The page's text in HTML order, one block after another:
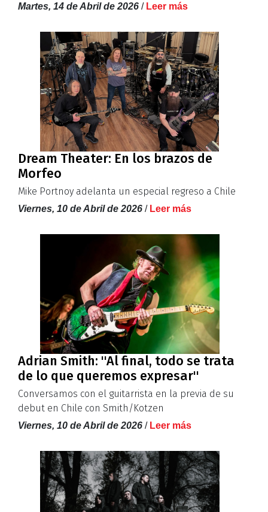
Martes, 14 de Abril de 2026 / Leer más
Dream Theater: En los brazos de
Morfeo
Mike Portnoy adelanta un especial regreso a Chile
Viernes, 10 de Abril de 2026 / Leer más
Adrian Smith: ''Al final, todo se trata
de lo que queremos expresar''
Conversamos con el guitarrista en la previa de su
debut en Chile con Smith/Kotzen
Viernes, 10 de Abril de 2026 / Leer más